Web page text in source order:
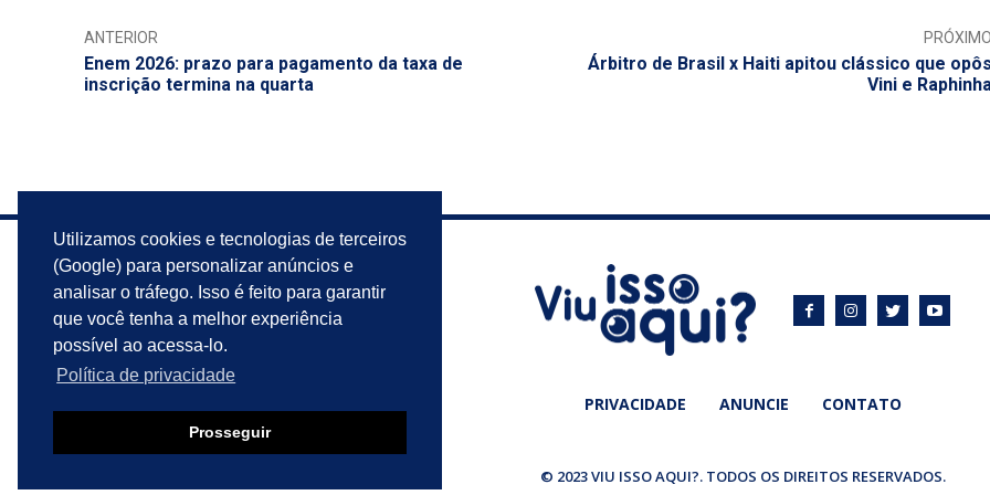
Utilizamos cookies e tecnologias de terceiros
(Google) para personalizar anúncios e
analisar o tráfego. Isso é feito para garantir
que você tenha a melhor experiência
possível ao acessa-lo.
Política de privacidade
Prosseguir
ANTERIOR
Enem 2026: prazo para pagamento da taxa de
inscrição termina na quarta
PRÓXIMO
Árbitro de Brasil x Haiti apitou clássico que opôs
Vini e
PRIVACIDADE ANUNCIE CONTATO
© 2023 VIU ISSO AQUI?. TODOS OS DIREITOS RESERVADOS.